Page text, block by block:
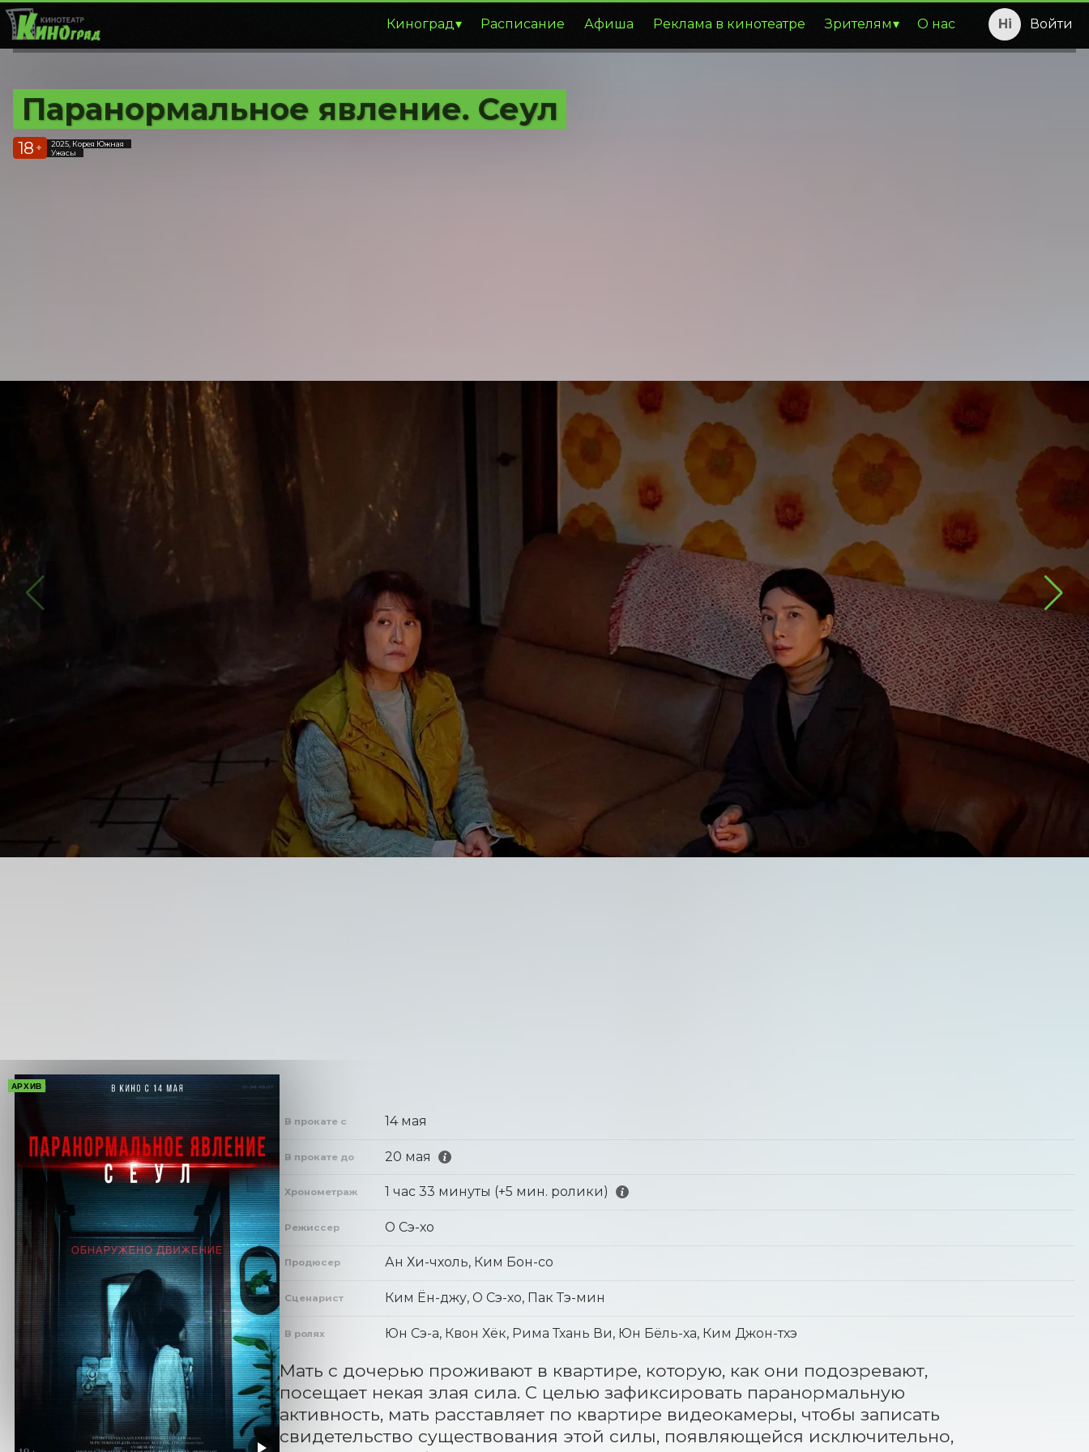
Киноград Расписание Афиша Реклама в кинотеатре Зрителям О нас Войти
Паранормальное явление. Сеул
18 +
2025, Корея Южная
Ужасы
АРХИВ
В прокате с 14 мая
В прокате до 20 мая
Хронометраж 1 час 33 минуты (+5 мин. ролики)
Режиссер О Сэ-хо
Продюсер Ан Хи-чхоль, Ким Бон-со
Сценарист Ким Ён-джу, О Сэ-хо, Пак Тэ-мин
В ролях Юн Сэ-а, Квон Хёк, Рима Тхань Ви, Юн Бёль-ха, Ким Джон-тхэ
Мать с дочерью проживают в квартире, которую, как они подозревают,
посещает некая злая сила. С целью зафиксировать паранормальную
активность, мать расставляет по квартире видеокамеры, чтобы записать
свидетельство существования этой силы, появляющейся исключительно,